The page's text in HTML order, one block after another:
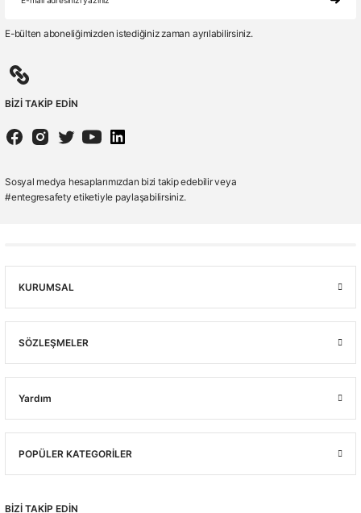
E-bülten aboneliğimizden istediğiniz zaman ayrılabilirsiniz.
BİZİ TAKİP EDİN
Sosyal medya hesaplarımızdan bizi takip edebilir veya
#entegresafety etiketiyle paylaşabilirsiniz.
KURUMSAL
SÖZLEŞMELER
Yardım
POPÜLER KATEGORİLER
BİZİ TAKİP EDİN